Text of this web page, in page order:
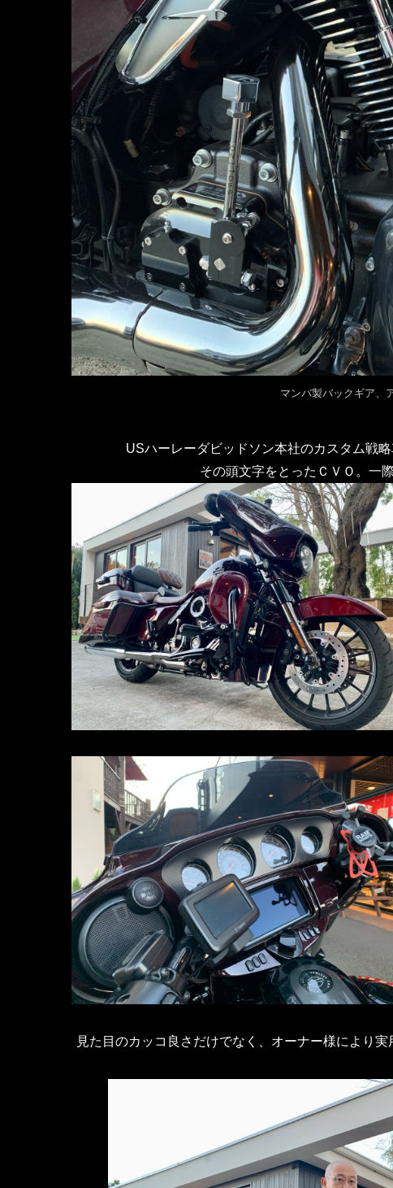
マンバ製バックギア、
USハーレーダビッドソン本社のカスタム戦
その頭文字をとったＣＶＯ。一
見た目のカッコ良さだけでなく、オーナー様により